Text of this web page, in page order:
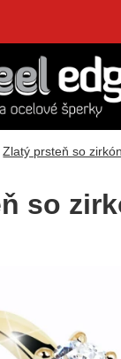
Zlatý prsteň so
so